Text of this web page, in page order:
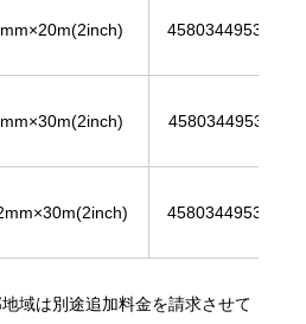
4580344953102
4580344953119
4580344953126
域は別途追加料金を請求させて